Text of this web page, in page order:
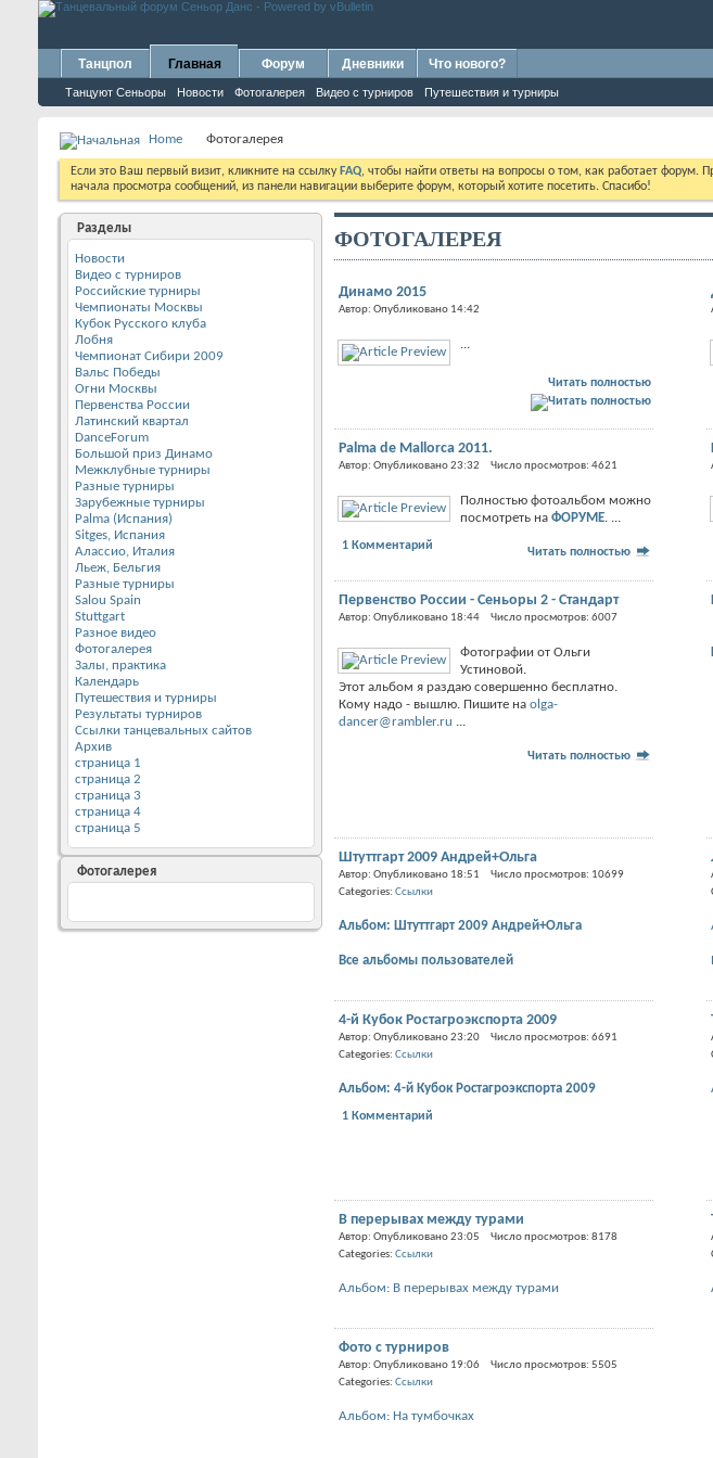
Танцпол Главная
Танцуют Сеньоры Новости Фотогалерея Видео с турниров Путешествия и турниры
Форум Дневники Что нового?
Home Фотогалерея
Если это Ваш первый визит, кликните на ссылку FAQ, чтобы найти ответы на вопросы о том, как работает
начала просмотра сообщений, из панели навигации выберите форум, который хотите посетить. Спасибо!
ФОТОГАЛЕРЕЯ
Динамо 2015
Автор: Опубликовано 14:42
Читать полностью
Palma de Mallorca 2011.
Автор: Опубликовано 23:32 Число просмотров: 4621
Полностью фотоальбом можно
посмотреть на ФОРУМЕ. ...
Читать полностью
1 Комментарий
Первенство России - Сеньоры 2 - Стандарт
Автор: Опубликовано 18:44 Число просмотров: 6007
Фотографии от Ольги
Устиновой.
Этот альбом я раздаю совершенно бесплатно.
Кому надо - вышлю. Пишите на olga-
dancer@rambler.ru
Читать полностью
Штуттгарт 2009 Андрей+Ольга
Автор: Опубликовано 18:51 Число просмотров: 10699
Categories: Ссылки
Альбом: Штуттгарт 2009 Андрей+Ольга
Все альбомы пользователей
4-й Кубок Ростагроэкспорта 2009
Автор: Опубликовано 23:20 Число просмотров: 6691
Categories: Ссылки
Альбом: 4-й Кубок Ростагроэкспорта 2009
1 Комментарий
В перерывах между турами
Автор: Опубликовано 23:05 Число просмотров: 8178
Categories: Ссылки
Альбом: В перерывах между турами
Фото с турниров
Автор: Опубликовано 19:06 Число просмотров: 5505
Categories: Ссылки
Альбом: На тумбочках
Разделы
Новости
Видео с турниров
Российские турниры
Чемпионаты Москвы
Кубок Русского клуба
Лобня
Чемпионат Сибири 2009
Вальс Победы
Огни Москвы
Первенства России
Латинский квартал
DanceForum
Большой приз Динамо
Межклубные турниры
Разные турниры
Зарубежные турниры
Palma (Испания)
Sitges, Испания
Алассио, Италия
Льеж, Бельгия
Разные турниры
Salou Spain
Stuttgart
Разное видео
Фотогалерея
Залы, практика
Календарь
Путешествия и турниры
Результаты турниров
Ссылки танцевальных сайтов
Архив
страница 1
страница 2
страница 3
страница 4
страница 5
Фотогалерея